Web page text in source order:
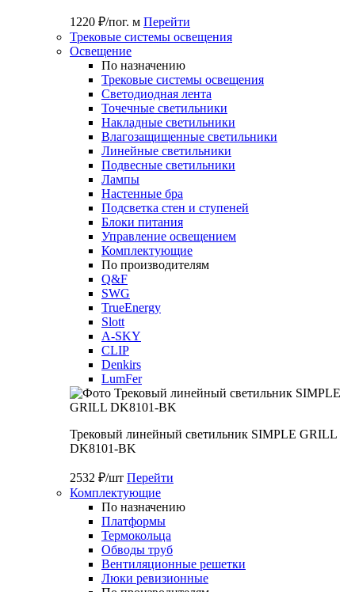
1220 ₽/пог. м Перейти
Трековые системы освещения
Освещение
По назначению
Трековые системы освещения
Светодиодная лента
Точечные светильники
Накладные светильники
Влагозащищенные светильники
Линейные светильники
Подвесные светильники
Лампы
Настенные бра
Подсветка стен и ступеней
Блоки питания
Управление освещением
Комплектующие
По производителям
Q&F
SWG
TrueEnergy
Slott
A-SKY
CLIP
Denkirs
LumFer
Трековый линейный светильник SIMPLE GRILL
DK8101-BK
2532 ₽/шт Перейти
Комплектующие
По назначению
Платформы
Термокольца
Обводы труб
Вентиляционные решетки
Люки ревизионные